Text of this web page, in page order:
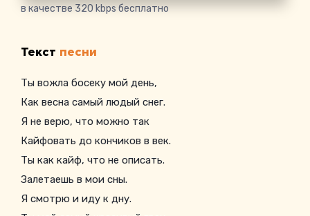
в качестве 320 kbps бесплатно
Текст песни
Ты вожла босеку мой день,
Как весна самый людый снег.
Я не верю, что можно так
Кайфовать до кончиков в век.
Ты как кайф, что не описать.
Залетаешь в мои сны.
Я смотрю и иду к дну.